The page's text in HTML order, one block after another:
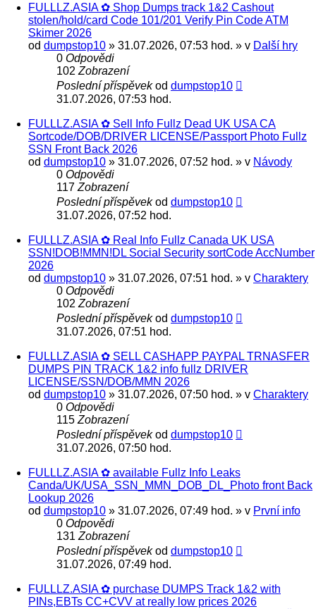
FULLLZ.ASIA ✿ Shop Dumps track 1&2 Cashout
stolen/hold/card Code 101/201 Verify Pin Code ATM
Skimer 2026
od dumpstop10 » 31.07.2026, 07:53 hod. » v Další hry
0 Odpovědi
102 Zobrazení
Poslední příspěvekod dumpstop10
31.07.2026, 07:53 hod.
FULLLZ.ASIA ✿ Sell Info Fullz Dead UK USA CA
Sortcode/DOB/DRIVER LICENSE/Passport Photo Fullz
SSN Front Back 2026
od dumpstop10 » 31.07.2026, 07:52 hod. » v Návody
0 Odpovědi
117 Zobrazení
Poslední příspěvekod dumpstop10
31.07.2026, 07:52 hod.
FULLLZ.ASIA ✿ Real Info Fullz Canada UK USA
SSN!DOB!MMN!DL Social Security sortCode AccNumber
2026
od dumpstop10 » 31.07.2026, 07:51 hod. » v Charaktery
0 Odpovědi
102 Zobrazení
Poslední příspěvekod dumpstop10
31.07.2026, 07:51 hod.
FULLLZ.ASIA ✿ SELL CASHAPP PAYPAL TRNASFER
DUMPS PIN TRACK 1&2 info fullz DRIVER
LICENSE/SSN/DOB/MMN 2026
od dumpstop10 » 31.07.2026, 07:50 hod. » v Charaktery
0 Odpovědi
115 Zobrazení
Poslední příspěvekod dumpstop10
31.07.2026, 07:50 hod.
FULLLZ.ASIA ✿ available Fullz Info Leaks
Canda/UK/USA_SSN_MMN_DOB_DL_Photo front Back
Lookup 2026
od dumpstop10 » 31.07.2026, 07:49 hod. » v První info
0 Odpovědi
131 Zobrazení
Poslední příspěvekod dumpstop10
31.07.2026, 07:49 hod.
FULLLZ.ASIA ✿ purchase DUMPS Track 1&2 with
PINs,EBTs CC+CVV at really low prices 2026